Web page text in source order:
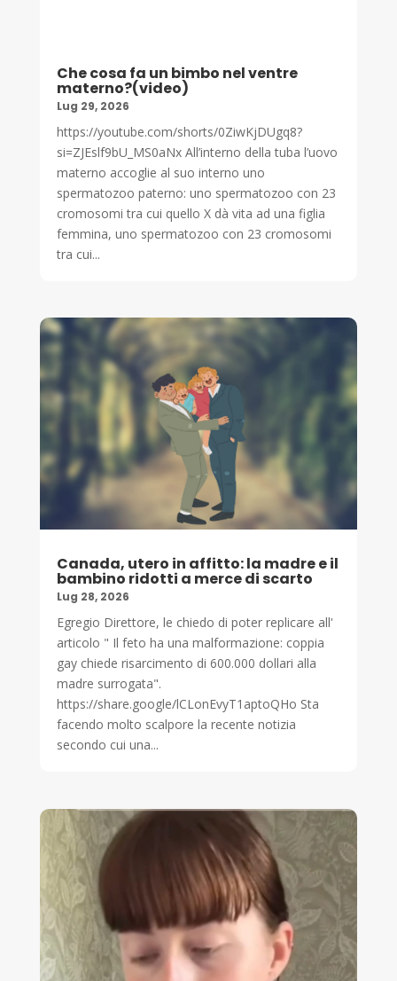
Che cosa fa un bimbo nel ventre
materno?(video)
Lug 29, 2026
https://youtube.com/shorts/0ZiwKjDUgq8?
si=ZJEslf9bU_MS0aNx All’interno della tuba l’uovo
materno accoglie al suo interno uno
spermatozoo paterno: uno spermatozoo con 23
cromosomi tra cui quello X dà vita ad una figlia
femmina, uno spermatozoo con 23 cromosomi
tra cui...
Canada, utero in affitto: la madre e il
bambino ridotti a merce di scarto
Lug 28, 2026
Egregio Direttore, le chiedo di poter replicare all'
articolo " Il feto ha una malformazione: coppia
gay chiede risarcimento di 600.000 dollari alla
madre surrogata".
https://share.google/lCLonEvyT1aptoQHo Sta
facendo molto scalpore la recente notizia
secondo cui una...